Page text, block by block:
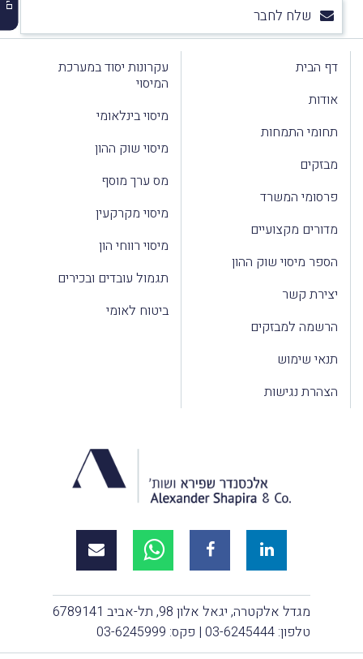
שלח לחבר
דף הבית
אודות
תחומי התמחות
מבזקים
פרסומי המשרד
מדורים מקצועיים
הספר מיסוי שוק ההון
יצירת קשר
הרשמה למבזקים
תנאי שימוש
הצהרת נגישות
עקרונות יסוד במערכת
המיסוי
מיסוי בינלאומי
מיסוי שוק ההון
מס ערך מוסף
מיסוי מקרקעין
מיסוי רווחי הון
תגמול עובדים ובכירים
ביטוח לאומי
מגדל אלקטרה, יגאל אלון 98, תל-אביב 6789141
טלפון: 03-6245444 | פקס: 03-6245999